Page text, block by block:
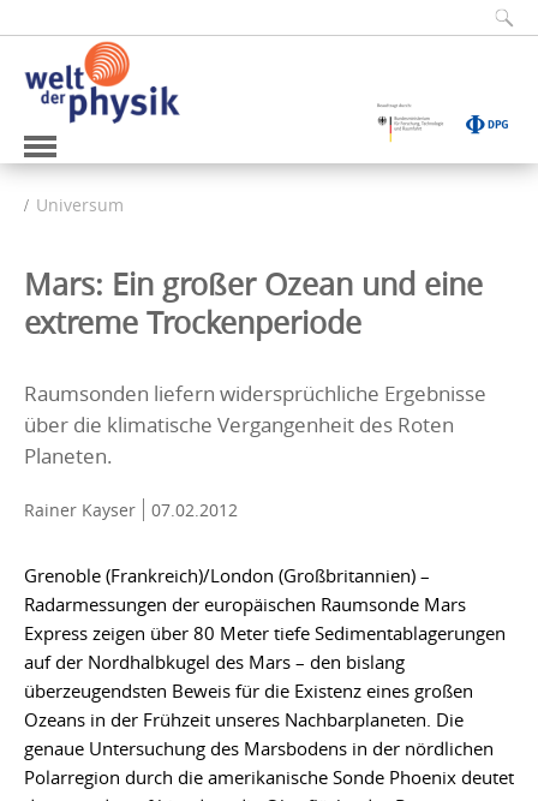
Universum
Mars: Ein großer Ozean und eine
extreme Trockenperiode
Raumsonden liefern widersprüchliche Ergebnisse
über die klimatische Vergangenheit des Roten
Planeten.
Rainer Kayser 07.02.2012
Grenoble (Frankreich)/London (Großbritannien) –
Radarmessungen der europäischen Raumsonde Mars
Express zeigen über 80 Meter tiefe Sedimentablagerungen
auf der Nordhalbkugel des Mars – den bislang
überzeugendsten Beweis für die Existenz eines großen
Ozeans in der Frühzeit unseres Nachbarplaneten. Die
genaue Untersuchung des Marsbodens in der nördlichen
Polarregion durch die amerikanische Sonde Phoenix deutet